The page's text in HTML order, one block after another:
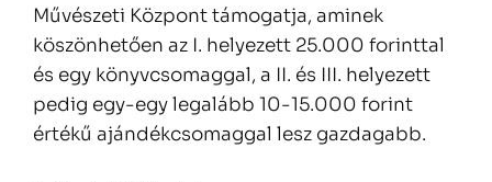
Művészeti Központ támogatja, aminek
köszönhetően az I. helyezett 25.000 forinttal
és egy könyvcsomaggal, a II. és III. helyezett
pedig egy-egy legalább 10-15.000 forint
értékű ajándékcsomaggal lesz gazdagabb.